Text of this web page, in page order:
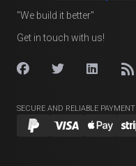
"We build it better"
Get in touch with us!
SECURE AND RELIABLE PAYMENT